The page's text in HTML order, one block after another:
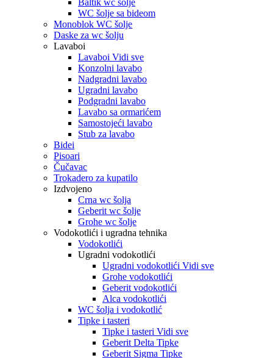
Baltik wc šolje
WC šolje sa bideom
Monoblok WC šolje
Daske za wc šolju
Lavaboi
Lavaboi Vidi sve
Konzolni lavabo
Nadgradni lavabo
Ugradni lavabo
Podgradni lavabo
Lavabo sa ormarićem
Samostojeći lavabo
Stub za lavabo
Bidei
Pisoari
Čučavac
Trokadero za kupatilo
Izdvojeno
Crna wc šolja
Geberit wc šolje
Grohe wc šolje
Vodokotlići i ugradna tehnika
Vodokotlići
Ugradni vodokotlići
Ugradni vodokotlići Vidi sve
Grohe vodokotlići
Geberit vodokotlići
Alca vodokotlići
WC šolja i vodokotlić
Tipke i tasteri
Tipke i tasteri Vidi sve
Geberit Delta Tipke
Geberit Sigma Tipke